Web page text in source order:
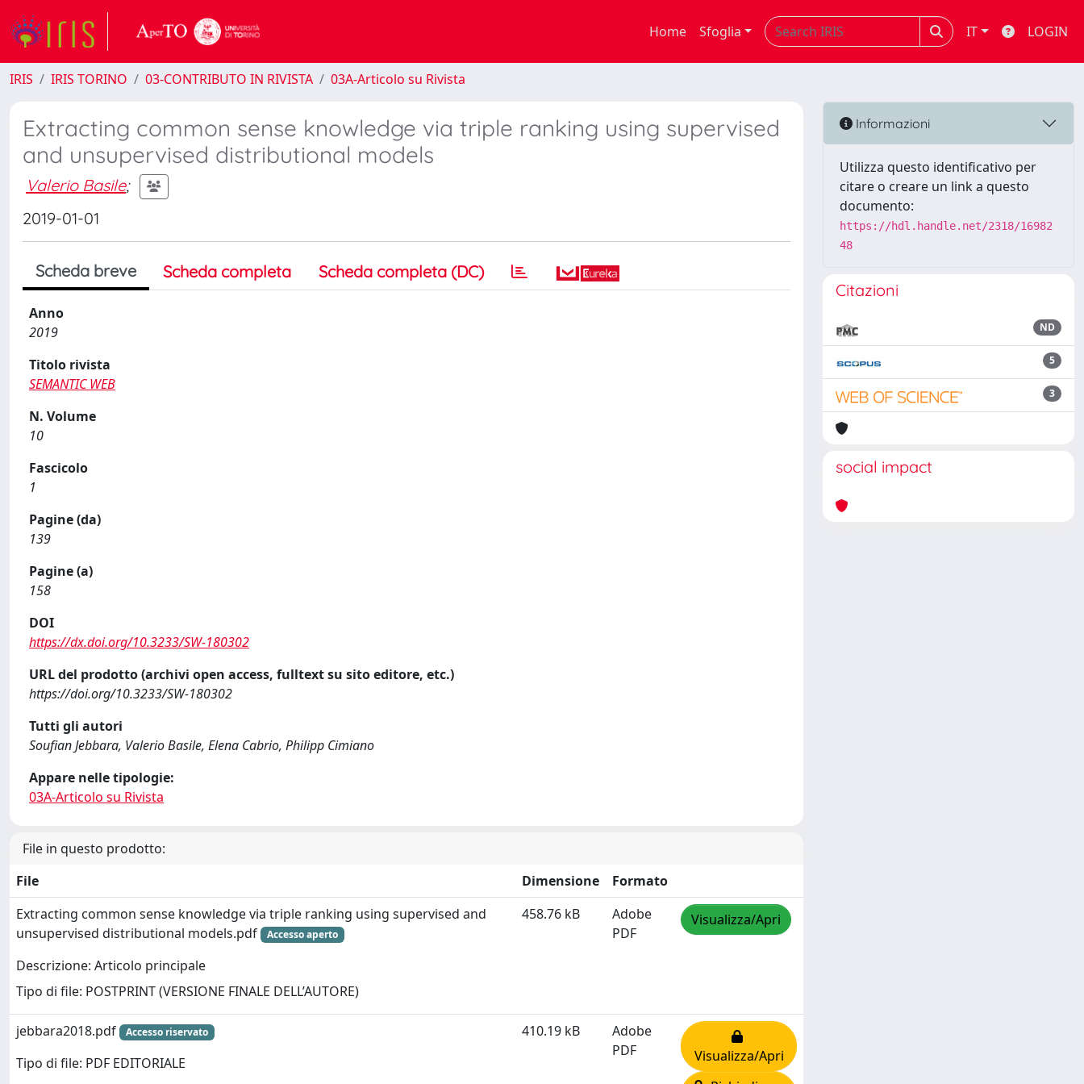
Home Sfoglia IT LOGIN
IRIS IRIS TORINO 03-CONTRIBUTO IN RIVISTA 03A-Articolo su Rivista
Extracting common sense knowledge via triple ranking using supervised
and unsupervised distributional models
Valerio Basile;
2019-01-01
Scheda breve Scheda completa Scheda completa (DC)
Anno
2019
Titolo rivista
SEMANTIC WEB
N. Volume
10
Fascicolo
1
Pagine (da)
139
Pagine (a)
158
DOI
https://dx.doi.org/10.3233/SW-180302
URL del prodotto (archivi open access, fulltext su sito editore, etc.)
https://doi.org/10.3233/SW-180302
Tutti gli autori
Soufian Jebbara, Valerio Basile, Elena Cabrio, Philipp Cimiano
Appare nelle tipologie:
03A-Articolo su Rivista
File in questo prodotto:
File
Dimensione
Formato
Extracting common sense knowledge via triple ranking using supervised and
unsupervised distributional models.pdf
Accesso aperto
Descrizione: Articolo principale
Tipo di file: POSTPRINT (VERSIONE FINALE DELL’AUTORE)
458.76 kB
Adobe
PDF
Visualizza/Apri
jebbara2018.pdf Accesso riservato
Tipo di file: PDF EDITORIALE
410.19 kB
Adobe
PDF
Visualizza/Apri
Informazioni
Utilizza questo identificativo per
citare o creare un link a questo
documento:
https://hdl.handle.net/2318/16982
48
Citazioni
ND
5
3
social impact